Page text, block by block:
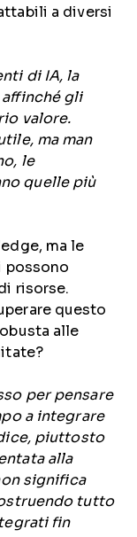
a diversi
di IA, la
affinché gli
valore.
ma man
le
quelle più
ma le
possono
risorse.
questo
alle
per pensare
a integrare
piuttosto
alla
significa
tutto
fin